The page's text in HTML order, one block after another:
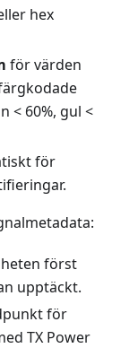
hex
för värden
< 60%, gul <
för
först
upptäckt.
för
TX Power